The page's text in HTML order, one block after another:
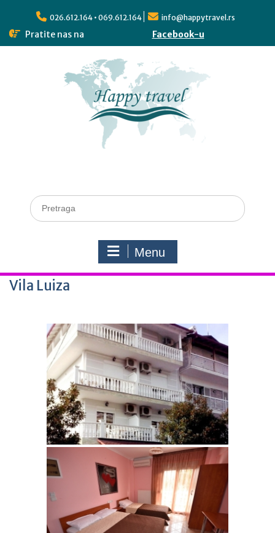
026.612.164 • 069.612.164 info@happytravel.rs
Pratite nas na Facebook-u
Menu
Vila Luiza